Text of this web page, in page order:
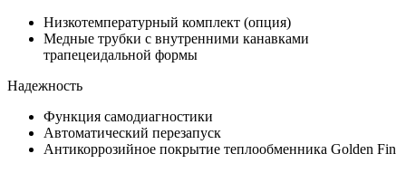
Низкотемпературный комплект (опция)
Медные трубки с внутренними канавками
трапецеидальной формы
Надежность
Функция самодиагностики
Автоматический перезапуск
Антикоррозийное покрытие теплообменника Golden Fin